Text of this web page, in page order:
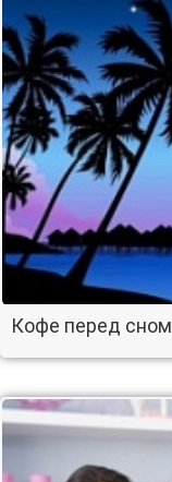
Кофе перед